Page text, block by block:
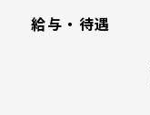
給与・待遇